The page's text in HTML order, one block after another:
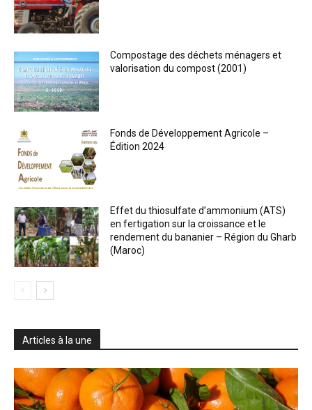
Compostage des déchets ménagers et
valorisation du compost (2001)
Fonds de Développement Agricole –
Édition 2024
Effet du thiosulfate d’ammonium (ATS)
en fertigation sur la croissance et le
rendement du bananier – Région du Gharb
(Maroc)
Articles à la une